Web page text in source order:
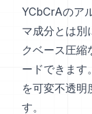
YCbCrAのア
マ成分とは別
クベース圧縮
ードできます
を可変不透明
す。